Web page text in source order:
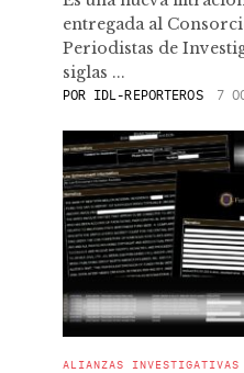
entregada al
Periodistas de
siglas ...
POR IDL-REPORTEROS 7
ALIANZAS INVESTIGATIVAS